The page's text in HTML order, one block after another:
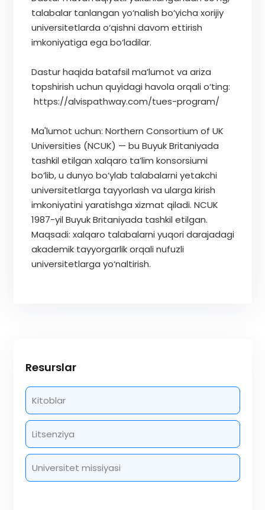
talabalar tanlangan yo‘nalish bo‘yicha xorijiy
universitetlarda o‘qishni davom ettirish
imkoniyatiga ega bo‘ladilar.
Dastur haqida batafsil ma’lumot va ariza
topshirish uchun quyidagi havola orqali o‘ting:
https://alvispathway.com/tues-program/
Ma'lumot uchun: Northern Consortium of UK
Universities (NCUK) — bu Buyuk Britaniyada
tashkil etilgan xalqaro ta’lim konsorsiumi
bo‘lib, u dunyo bo‘ylab talabalarni yetakchi
universitetlarga tayyorlash va ularga kirish
imkoniyatini yaratishga xizmat qiladi. NCUK
1987-yil Buyuk Britaniyada tashkil etilgan.
Maqsadi: xalqaro talabalarni yuqori darajadagi
akademik tayyorgarlik orqali nufuzli
universitetlarga yo‘naltirish.
Resurslar
Kitoblar
Litsenziya
Universitet missiyasi